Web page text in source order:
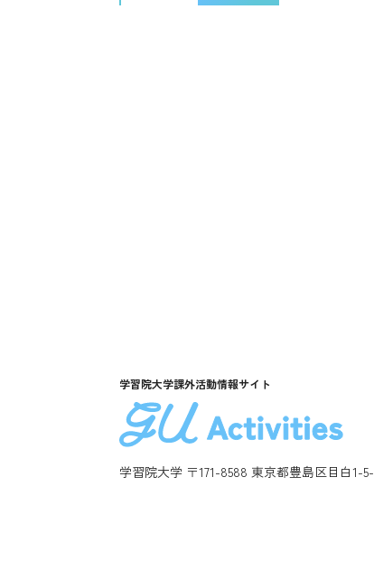
学習院大学課外活動情報サイト
学習院大学 〒171-8588 東京都豊島区目白1-5-